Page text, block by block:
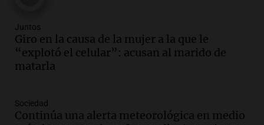
Audio.
Rosario: "Vamos a estar entre los
primeros ocho"
Deportes Rosario
con nuevas declaraciones de testigos
Juntos
Giro en la causa de la mujer a la que le
“explotó el celular”: acusan al marido de
matarla
Sociedad
Continúa una alerta meteorológica en medio